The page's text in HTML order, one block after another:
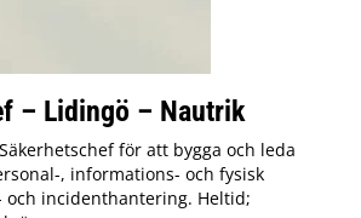
– Lidingö – Nautrik
för att bygga och leda
, informations- och fysisk
och incidenthantering. Heltid;